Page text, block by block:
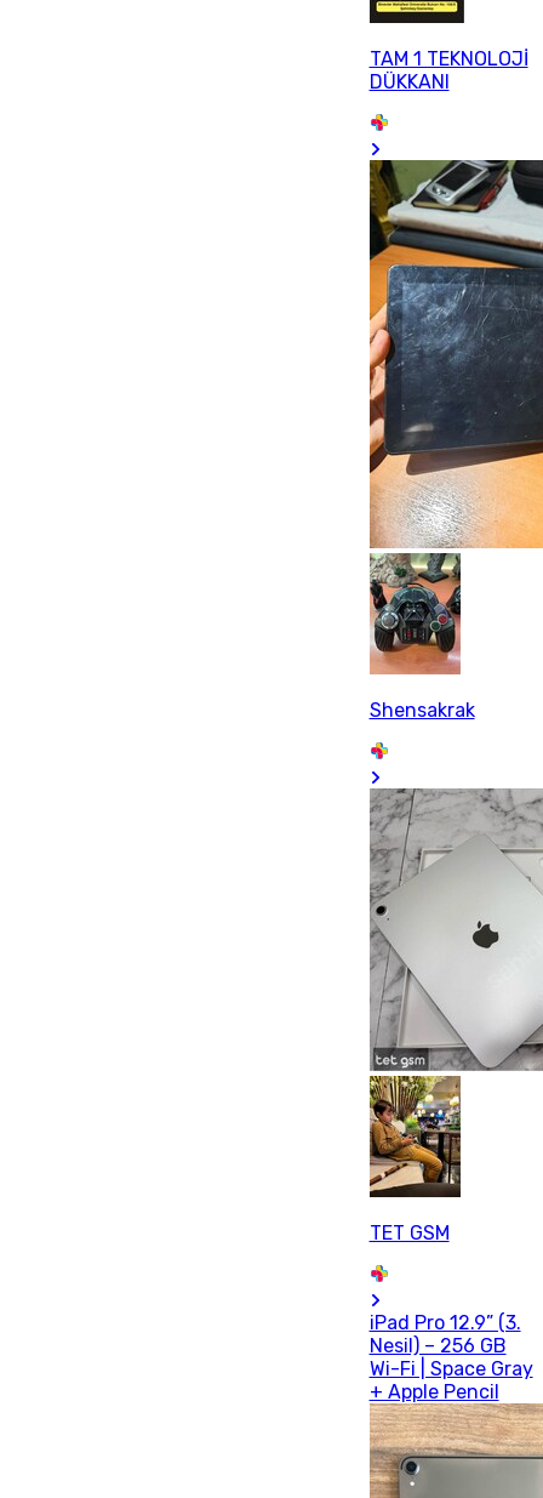
TAM 1 TEKNOLOJİ
DÜKKANI
Shensakrak
TET GSM
iPad Pro 12.9” (3.
Nesil) – 256 GB
Wi-Fi | Space Gray
+ Apple Pencil